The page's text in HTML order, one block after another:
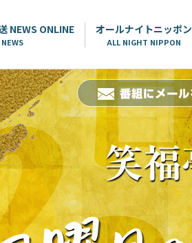
NEWS ONLINE
NEWS
オールナイトニッポン
ALL NIGHT NIPPON